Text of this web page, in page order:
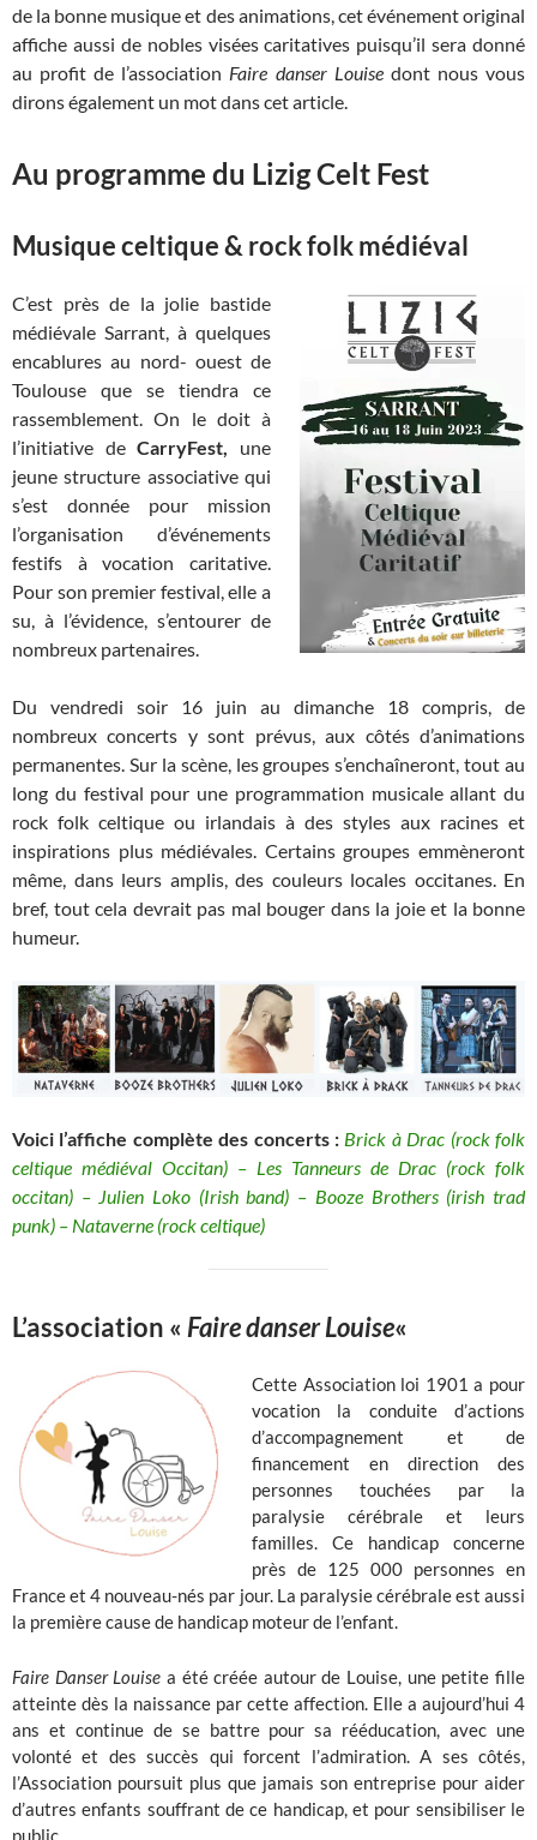
de la bonne musique et des animations, cet événement original
affiche aussi de nobles visées caritatives puisqu’il sera donné
au profit de l’association Faire danser Louisedont nous vous
dirons également un mot dans cet article.
Au programme du Lizig Celt Fest
Musique celtique & rock folk médiéval
C’est près de la jolie bastide
médiévale Sarrant, à quelques
encablures au nord- ouest de
Toulouse que se tiendra ce
rassemblement. On le doit à
l’initiative deCarryFest, une
jeune structure associative qui
s’est donnée pour mission
l’organisation d’événements
festifs à vocation caritative.
Pour son premier festival, elle a
su, à l’évidence, s’entourer de
nombreux partenaires.
Du vendredi soir 16 juin au dimanche 18 compris, de
nombreux concerts y sont prévus, aux côtés d’animations
permanentes. Sur la scène, les groupes s’enchaîneront, tout au
long du festival pour une programmation musicale allant du
rock folk celtique ou irlandais à des styles aux racines et
inspirations plus médiévales. Certains groupes emmèneront
même, dans leurs amplis, des couleurs locales occitanes. En
bref, tout cela devrait pas mal bouger dans la joie et la bonne
humeur.
Voici l’affiche complète des concerts : Brick à Drac (rock folk
celtique médiéval Occitan) – Les Tanneurs de Drac (rock folk
occitan) – Julien Loko (Irish band) – Booze Brothers (irish trad
punk) – Nataverne (rock celtique)
L’association « Faire danser Louise«
Cette Association loi 1901 a pour
vocation la conduite d’actions
d’accompagnement et de
financement en direction des
personnes touchées par la
paralysie cérébrale et leurs
familles. Ce handicap concerne
près de 125 000 personnes en
France et 4 nouveau-nés par jour. La paralysie cérébrale est aussi
la première cause de handicap moteur de l’enfant.
Faire Danser Louise a été créée autour de Louise, une petite fille
atteinte dès la naissance par cette affection. Elle a aujourd’hui 4
ans et continue de se battre pour sa rééducation, avec une
volonté et des succès qui forcent l’admiration. A ses côtés,
l’Association poursuit plus que jamais son entreprise pour aider
d’autres enfants souffrant de ce handicap, et pour sensibiliser le
public.